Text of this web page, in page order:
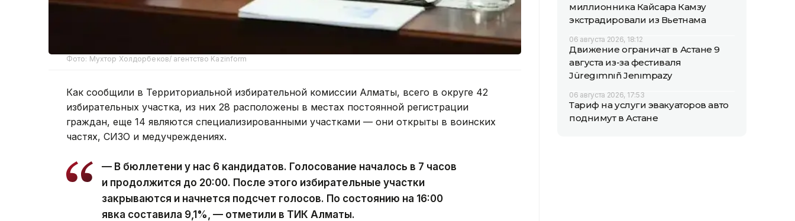
Фото: Мухтор Холдорбеков/ агентство Kazinform
Как сообщили в Территориальной избирательной комиссии Алматы, всего в округе 42
избирательных участка, из них 28 расположены в местах постоянной регистрации
граждан, еще 14 являются специализированными участками — они открыты в воинских
частях, СИЗО и медучреждениях.
— В бюллетени у нас 6 кандидатов. Голосование началось в 7 часов
и продолжится до 20:00. После этого избирательные участки
закрываются и начнется подсчет голосов. По состоянию на 16:00
явка составила 9,1%, — отметили в ТИК Алматы.
миллионника Кайсара Камзу
экстрадировали из Вьетнама
06 августа 2026, 18:12
Движение ограничат в Астане 9
августа из-за фестиваля
Jüregımnıñ Jenımpazy
06 августа 2026, 17:53
Тариф на услуги эвакуаторов авто
поднимут в Астане